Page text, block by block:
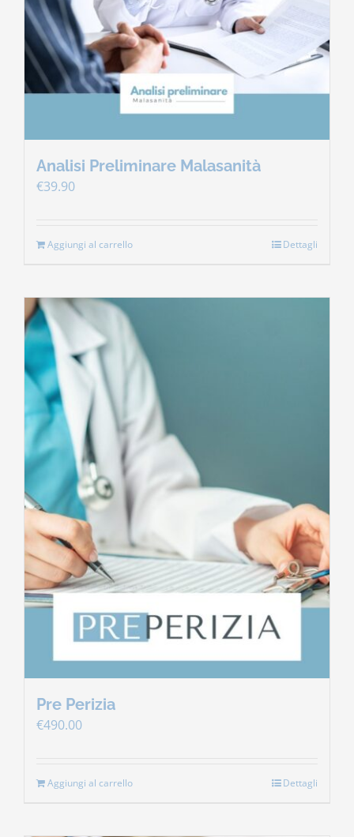
Contatti
Carrello
Analisi Preliminare Malasanità
€39.90
Aggiungi al carrello Dettagli
Pre Perizia
€490.00
Aggiungi al carrello Dettagli